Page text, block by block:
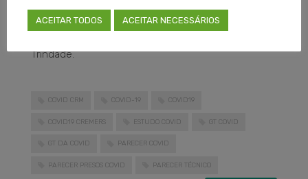
informações técnicas para auxiliar os magistrados a
Trindade.
COVID CRM COVID-19 COVID19
COVID19 CREMERS ESTUDO COVID GT COVID
GT DA COVID PARECER COVID
PARECER PRESOS COVID PARECER TÉCNICO
ACEITAR TODOS ACEITAR NECESSÁRIOS